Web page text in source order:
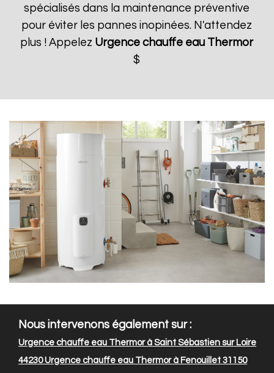
spécialisés dans la maintenance préventive
pour éviter les pannes inopinées. N'attendez
plus ! Appelez Urgence chauffe eau Thermor
$
Nous intervenons également sur :
Urgence chauffe eau Thermor à Saint Sébastien sur Loire
44230Urgence chauffe eau Thermor à Fenouillet 31150